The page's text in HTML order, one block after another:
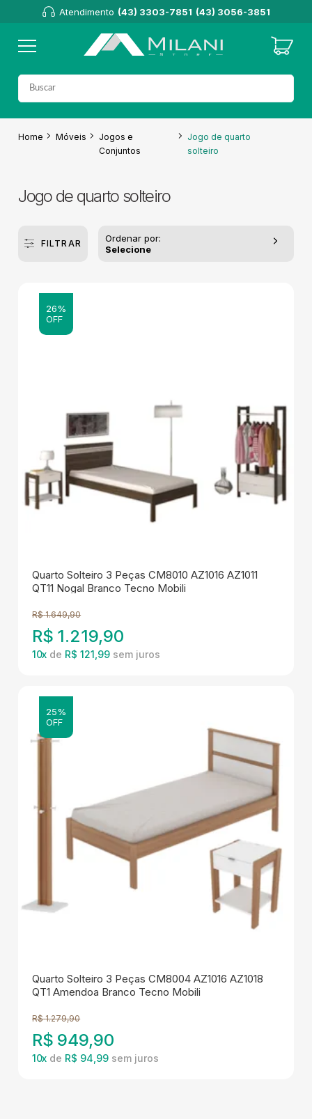
Atendimento (43) 3303-7851 (43) 3056-3851
Home Móveis
Jogos e
Conjuntos
Jogo de quarto
solteiro
Jogo de quarto solteiro
FILTRAR
Ordenar por:
Selecione
26%
OFF
Quarto Solteiro 3 Peças CM8010 AZ1016 AZ1011
QT11 Nogal Branco Tecno Mobili
R$ 1.649,90
R$ 1.219,90
10x de R$ 121,99
25%
OFF
Quarto Solteiro 3 Peças CM8004 AZ1016 AZ1018
QT1 Amendoa Branco Tecno Mobili
R$ 1.279,90
R$ 949,90
10x de R$ 94,99